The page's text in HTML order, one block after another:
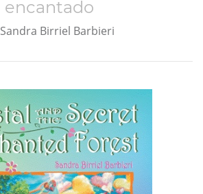
encantado
Sandra Birriel Barbieri